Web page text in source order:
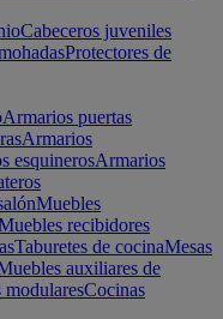
Cabeceros juveniles
Protectores de
Armarios puertas
Armarios
esquinerosArmarios
Muebles
recibidores
Taburetes de cocinaMesas
auxiliares de
modularesCocinas